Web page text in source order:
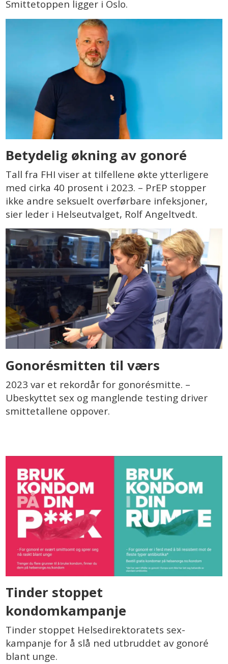
Smittetoppen ligger i Oslo.
Betydelig økning av gonoré
Tall fra FHI viser at tilfellene økte ytterligere
med cirka 40 prosent i 2023. – PrEP stopper
ikke andre seksuelt overførbare infeksjoner,
sier leder i Helseutvalget, Rolf Angeltvedt.
Gonorésmitten til værs
2023 var et rekordår for gonorésmitte. –
Ubeskyttet sex og manglende testing driver
smittetallene oppover.
Tinder stoppet
kondomkampanje
Tinder stoppet Helsedirektoratets sex-
kampanje for å slå ned utbruddet av gonoré
blant unge.